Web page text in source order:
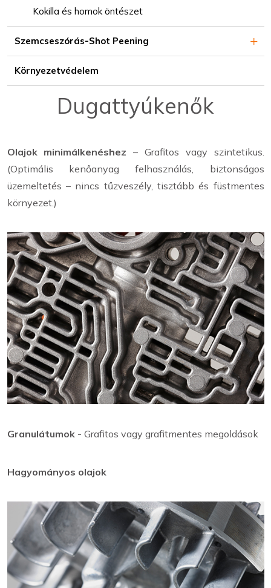
Kokilla és homok öntészet
Szemcseszórás-Shot Peening
Környezetvédelem
Dugattyúkenők
Olajok minimálkenéshez – Grafitos vagy szintetikus.
(Optimális kenőanyag felhasználás, biztonságos
üzemeltetés – nincs tűzveszély, tisztább és füstmentes
környezet.)
Granulátumok- Grafitos vagy grafitmentes megoldások
Hagyományos olajok